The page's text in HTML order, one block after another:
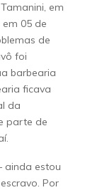
em
em 05 de
de
foi
barbearia
ficava
da
parte de
ainda estou
Por